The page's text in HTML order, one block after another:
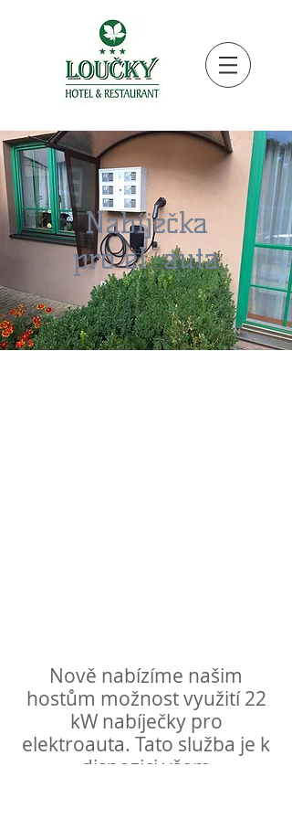
Nabíječka
pro el. auta
Nově nabízíme našim
hostům možnost využití 22
kW nabíječky pro
elektroauta. Tato služba je k
dispozici všem